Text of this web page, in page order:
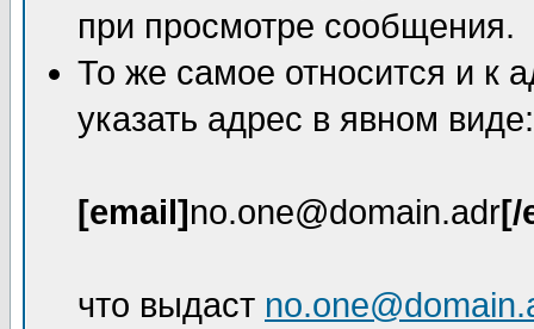
при просмотре сообщения.
То же самое относится и к
указать адрес в явном виде:
[email]no.one@domain.adr[/
что выдаст